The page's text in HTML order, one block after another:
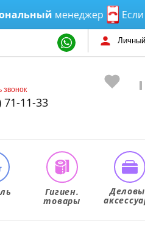
менеджер Если нет
звонок
71-11-33
Гигиен.
товары